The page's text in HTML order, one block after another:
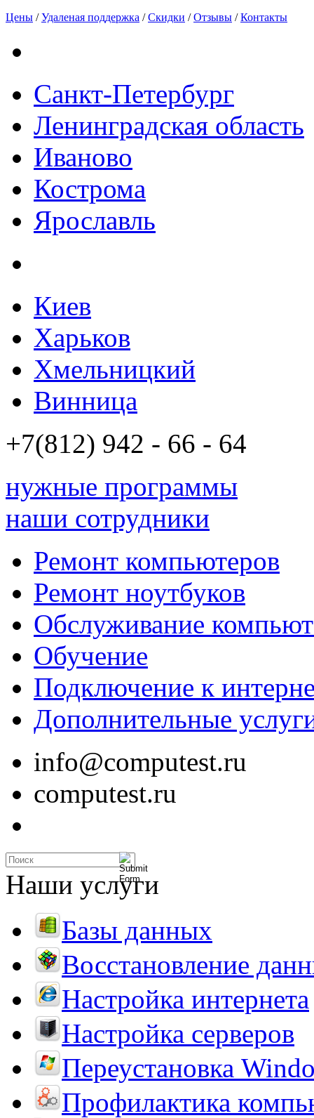
Цены /Удаленая поддержка /Скидки /Отзывы /Контакты
Санкт-Петербург
Ленинградская область
Иваново
Кострома
Ярославль
Киев
Харьков
Хмельницкий
Винница
+7(812) 942 - 66 - 64
нужные программы
наши сотрудники
Ремонт компьютеров
Ремонт ноутбуков
Обслуживание
Обучение
Подключение к
Дополнительные
info@computest.ru
computest.ru
Наши услуги
Базы данных
Восстановление
Настройка интернета
Настройка серверов
Переустановка
Профилактика